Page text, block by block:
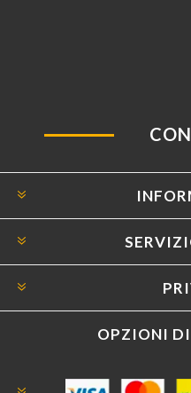
OPZIONI